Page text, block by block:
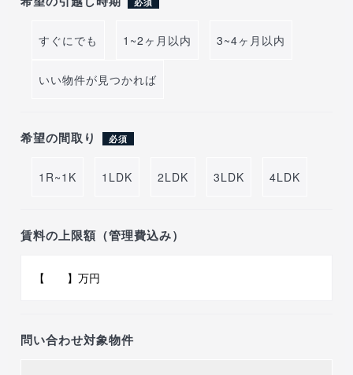
すぐにでも 1~2ヶ月以内 3~4ヶ月以内
いい物件が見つかれば
希望の間取り 必須
1R~1K 1LDK 2LDK 3LDK 4LDK
賃料の上限額（管理費込み）
問い合わせ対象物件